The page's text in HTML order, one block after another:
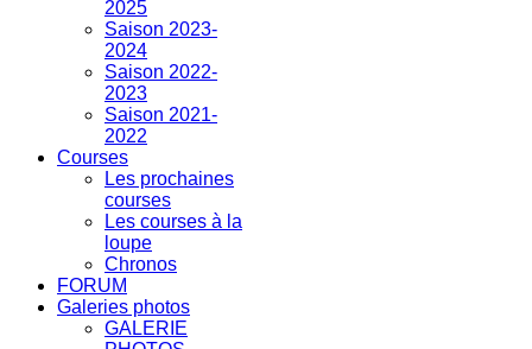
2025
Saison 2023-
2024
Saison 2022-
2023
Saison 2021-
2022
Courses
Les prochaines
courses
Les courses à la
loupe
Chronos
FORUM
Galeries photos
GALERIE